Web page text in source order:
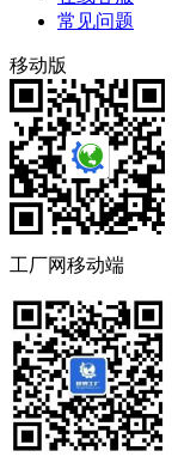
常见问题
移动版
工厂网移动端